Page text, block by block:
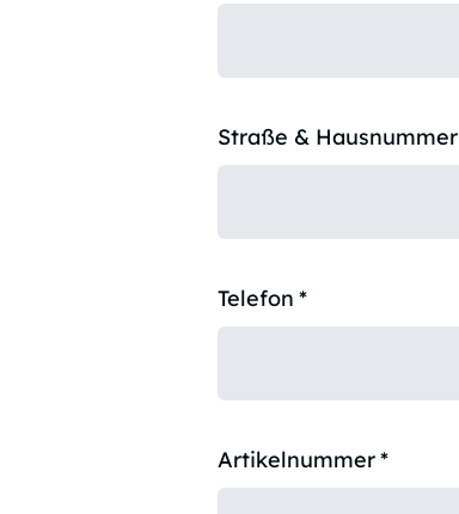
Straße & Hausnummer
Telefon *
Artikelnummer*